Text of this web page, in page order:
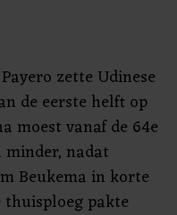
zette Udinese
de eerste helft op
moest vanaf de 64e
nadat
Beukema in korte
thuisploeg pakte